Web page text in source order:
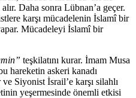
Daha sonra Lübnan’a geçer.
karşı mücadelenin İslamî bir
Mücadeleyi İslamî bir
teşkilatını kurar. İmam Musa
hareketin askeri kanadı
Siyonist İsrail’e karşı silahlı
yeşermesinde önemli etkisi